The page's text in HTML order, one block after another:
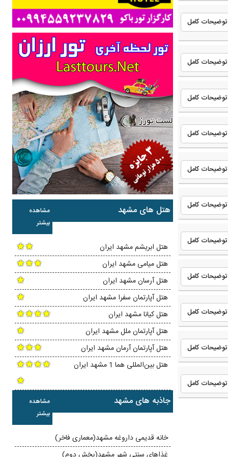
توضیحات کامل
توضیحات کامل
توضیحات کامل
توضیحات کامل
توضیحات کامل
توضیحات کامل
توضیحات کامل
توضیحات کامل
توضیحات کامل
توضیحات کامل
توضیحات کامل
مشاهده
بیشتر
هتل های مشهد
هتل ابریشم مشهد ایران
هتل میامی مشهد ایران
هتل آرسان مشهد ایران
هتل آپارتمان سفرا مشهد ایران
هتل کیانا مشهد ایران
هتل آپارتمان ملل مشهد ایران
هتل آپارتمان آرمان مشهد ایران
هتل بین‌المللی هما 1 مشهد ایران
مشاهده
بیشتر
جاذبه های مشهد
خانه قدیمی داروغه مشهد(معماری فاخر)